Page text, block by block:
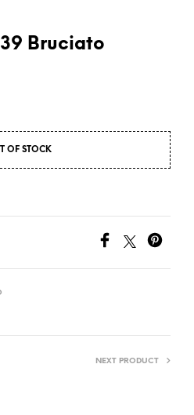
Bruciato
OF STOCK
NEXT PRODUCT